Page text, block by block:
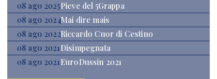
08 ago 2025Pieve del 5Grappa
08 ago 2024Mai dire mais
08 ago 2022Riccardo Cuor di Cestino
08 ago 2021Disimpegnata
08 ago 2021EuroDussin 2021